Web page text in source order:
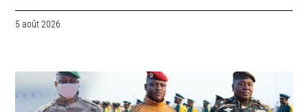
5 août 2026